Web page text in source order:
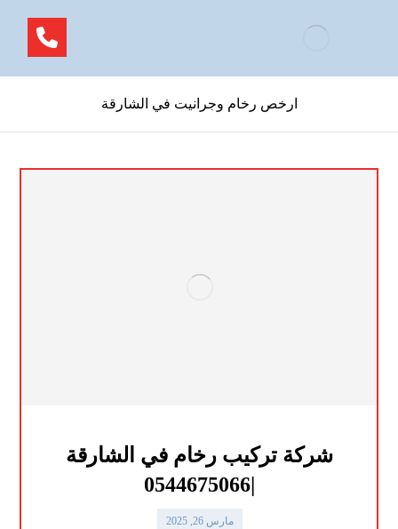
ارخص رخام وجرانيت في الشارقة
شركة تركيب رخام في الشارقة
|0544675066
مارس 26, 2025